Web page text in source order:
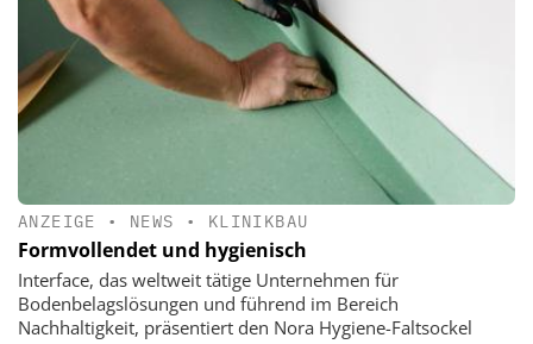
ANZEIGE • NEWS • KLINIKBAU
Formvollendet und hygienisch
Interface, das weltweit tätige Unternehmen für
Bodenbelagslösungen und führend im Bereich
Nachhaltigkeit, präsentiert den Nora Hygiene-Faltsockel